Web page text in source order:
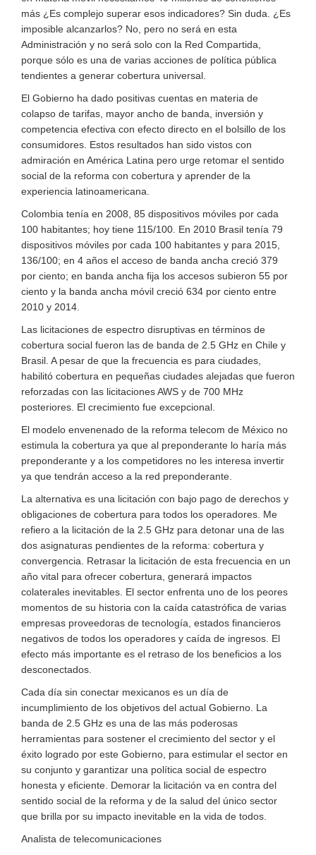
más ¿Es complejo superar esos indicadores? Sin duda. ¿Es
imposible alcanzarlos? No, pero no será en esta
Administración y no será solo con la Red Compartida,
porque sólo es una de varias acciones de política pública
tendientes a generar cobertura universal.
El Gobierno ha dado positivas cuentas en materia de
colapso de tarifas, mayor ancho de banda, inversión y
competencia efectiva con efecto directo en el bolsillo de los
consumidores. Estos resultados han sido vistos con
admiración en América Latina pero urge retomar el sentido
social de la reforma con cobertura y aprender de la
experiencia latinoamericana.
Colombia tenía en 2008, 85 dispositivos móviles por cada
100 habitantes; hoy tiene 115/100. En 2010 Brasil tenía 79
dispositivos móviles por cada 100 habitantes y para 2015,
136/100; en 4 años el acceso de banda ancha creció 379
por ciento; en banda ancha fija los accesos subieron 55 por
ciento y la banda ancha móvil creció 634 por ciento entre
2010 y 2014.
Las licitaciones de espectro disruptivas en términos de
cobertura social fueron las de banda de 2.5 GHz en Chile y
Brasil. A pesar de que la frecuencia es para ciudades,
habilitó cobertura en pequeñas ciudades alejadas que fueron
reforzadas con las licitaciones AWS y de 700 MHz
posteriores. El crecimiento fue excepcional.
El modelo envenenado de la reforma telecom de México no
estimula la cobertura ya que al preponderante lo haría más
preponderante y a los competidores no les interesa invertir
ya que tendrán acceso a la red preponderante.
La alternativa es una licitación con bajo pago de derechos y
obligaciones de cobertura para todos los operadores. Me
refiero a la licitación de la 2.5 GHz para detonar una de las
dos asignaturas pendientes de la reforma: cobertura y
convergencia. Retrasar la licitación de esta frecuencia en un
año vital para ofrecer cobertura, generará impactos
colaterales inevitables. El sector enfrenta uno de los peores
momentos de su historia con la caída catastrófica de varias
empresas proveedoras de tecnología, estados financieros
negativos de todos los operadores y caída de ingresos. El
efecto más importante es el retraso de los beneficios a los
desconectados.
Cada día sin conectar mexicanos es un día de
incumplimiento de los objetivos del actual Gobierno. La
banda de 2.5 GHz es una de las más poderosas
herramientas para sostener el crecimiento del sector y el
éxito logrado por este Gobierno, para estimular el sector en
su conjunto y garantizar una política social de espectro
honesta y eficiente. Demorar la licitación va en contra del
sentido social de la reforma y de la salud del único sector
que brilla por su impacto inevitable en la vida de todos.
Analista de telecomunicaciones